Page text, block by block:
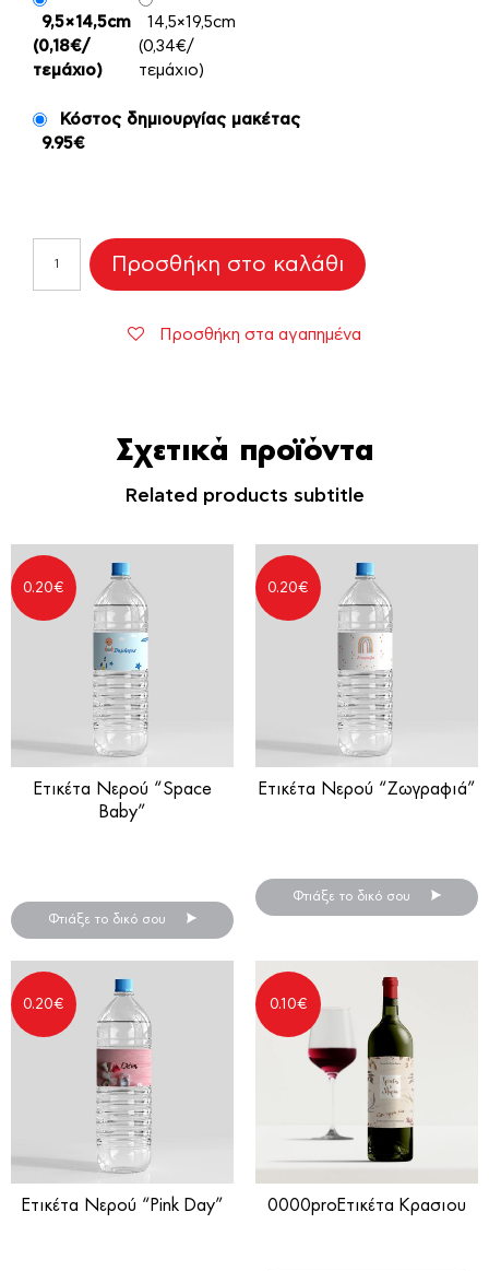
9,5×14,5cm
(0,18€/
τεμάχιο)
14,5×19,5cm
(0,34€/
τεμάχιο)
Κόστος δημιουργίας μακέτας
9.95€
Προσκλητήριο
Γάμου
"Lily"
Προσθήκη στο καλάθι
Προσθήκη στα αγαπημένα
Σχετικά προϊόντα
Related products subtitle
Ετικέτα Νερού “Space
Baby”
0.20€
Φτιάξε το δικό σου
Ετικέτα Νερού “Ζωγραφιά”
0.20€
Φτιάξε το δικό σου
Ετικέτα Νερού “Pink Day”
0.20€
0000proΕτικέτα Κρασιου
0.10€